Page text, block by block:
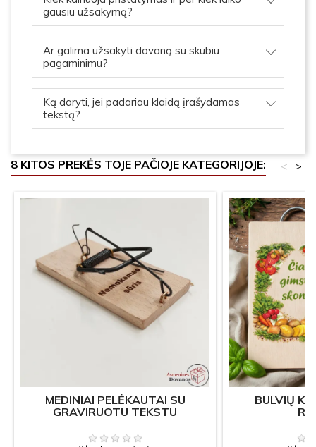
gausiu užsakymą?
Ar galima užsakyti dovaną su skubiu
pagaminimu?
Ką daryti, jei padariau klaidą įrašydamas
tekstą?
8 KITOS PREKĖS TOJE PAČIOJE KATEGORIJOJE: >
<
MEDINIAI PELĖKAUTAI SU
GRAVIRUOTU TEKSTU
BULVIŲ